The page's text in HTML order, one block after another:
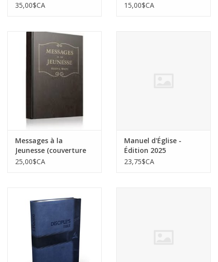
35,00$CA
15,00$CA
Messages à la
Jeunesse (couverture
solide)
25,00$CA
Manuel d'Église -
Édition 2025
23,75$CA